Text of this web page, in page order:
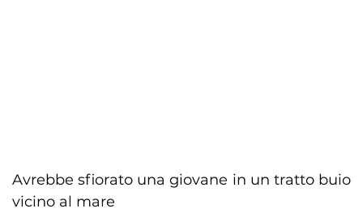
Avrebbe sfiorato una giovane in un tratto buio
vicino al mare